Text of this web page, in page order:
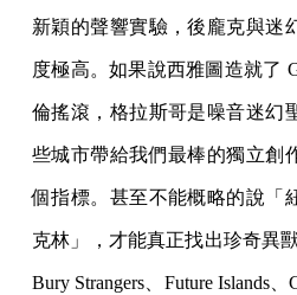
新穎的聲響實驗，後龐克與迷
度極高。如果說西雅圖造就了
倫搖滾，格拉斯哥是噪音迷幻
些城市帶給我們最棒的獨立創
個指標。甚至不能概略的說「
克林」，才能真正找出珍奇異
Bury Strangers、Future Islands